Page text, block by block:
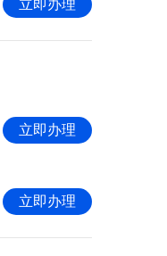
立即办理
立即办理
立即办理